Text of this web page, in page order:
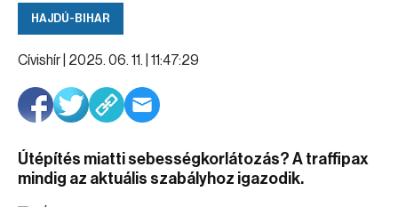
HAJDÚ-BIHAR
Cívishír | 2025. 06. 11. | 11:47:29
Útépítés miatti sebességkorlátozás? A traffipax
mindig az aktuális szabályhoz igazodik.